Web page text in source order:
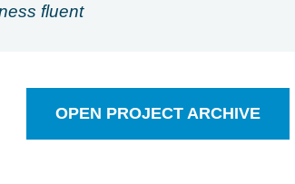
fluent
OPEN PROJECT ARCHIVE